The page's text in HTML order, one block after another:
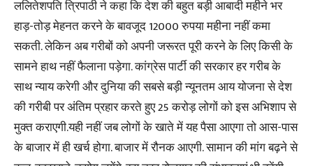
ललितेशपति त्रिपाठी ने कहा कि देश की बहुत बड़ी आबादी महीने भर
हाड़-तोड़ मेहनत करने के बावजूद 12000 रुपया महीना नहीं कमा
सकती. लेकिन अब गरीबों को अपनी जरूरत पूरी करने के लिए किसी के
सामने हाथ नहीं फैलाना पड़ेगा. कांग्रेस पार्टी की सरकार हर गरीब के
साथ न्याय करेगी और दुनिया की सबसे बड़ी न्यूनतम आय योजना से देश
की गरीबी पर अंतिम प्रहार करते हुए 25 करोड़ लोगों को इस अभिशाप से
मुक्त कराएगी.यही नहीं जब लोगों के खाते में यह पैसा आएगा तो आस-पास
के बाजार में ही खर्च होगा. बाजार में रौनक आएगी. सामान की मांग बढ़ने से